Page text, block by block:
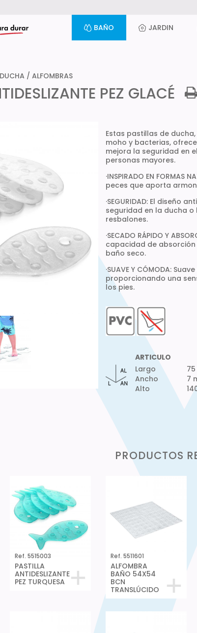
BAÑO JARDIN
/ ALFOMBRAS
PEZ GLACÉ
Estas pastillas de
moho y bacterias,
mejora la seguridad en
personas mayores.
·INSPIRADO EN FORMAS
peces que aporta
·SEGURIDAD: El diseño
seguridad en la ducha
resbalones.
·SECADO RÁPIDO Y
capacidad de
baño seco.
·SUAVE Y CÓMODA:
proporcionando una
los pies.
ARTICULO
Largo
Ancho
Alto
7
PRODUCTOS
Ref. 5515003
PASTILLA
ANTIDESLIZANTE
PEZ TURQUESA
Ref. 5511601
ALFOMBRA
BAÑO 54X54
BCN
TRANSLÚCIDO